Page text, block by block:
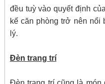
đều tuỳ vào quyết định
kế căn phòng trở nên
lý.
Đèn trang trí